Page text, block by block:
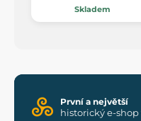
Skladem
První a největší
historický e-shop